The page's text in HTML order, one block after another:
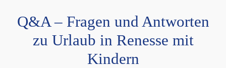
Q&A – Fragen und Antworten
zu Urlaub in Renesse mit
Kindern